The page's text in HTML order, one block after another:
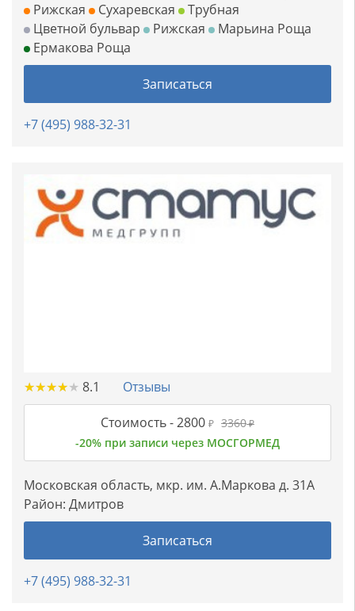
Рижская
Сухаревская
Трубная
Цветной бульвар
Рижская
Марьина Роща
Ермакова Роща
Записаться
+7 (495) 988-32-31
★★★★★
★★★★★ 8.1 Отзывы
Стоимость -2800 ₽ 3360₽
-20% при записи через МОСГОРМЕД
Московская область, мкр. им. А.Маркова д. 31А
Район: Дмитров
Записаться
+7 (495) 988-32-31